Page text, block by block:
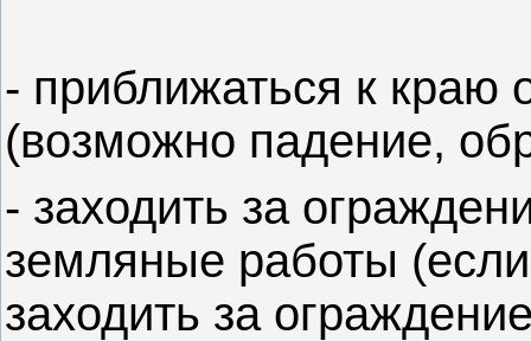
- приближаться к краю
(возможно падение,
- заходить за
земляные работы
заходить за